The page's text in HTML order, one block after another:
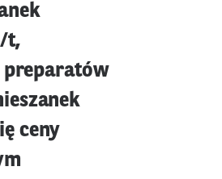
t,
preparatów
ceny